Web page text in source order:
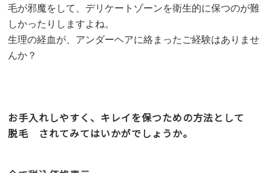
毛が邪魔をして、デリケートゾーンを衛生的に保つのが難
しかったりしますよね。
生理の経血が、アンダーヘアに絡まったご経験はありませ
んか？
お手入れしやすく、キレイを保つための方法として
脱毛 されてみてはいかがでしょうか。